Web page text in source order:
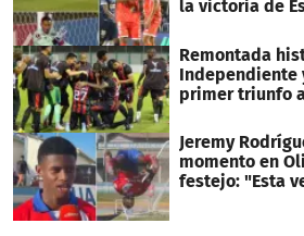
la victoria de
Remontada
Independiente
primer triunfo
Jeremy
momento en
festejo: "Esta